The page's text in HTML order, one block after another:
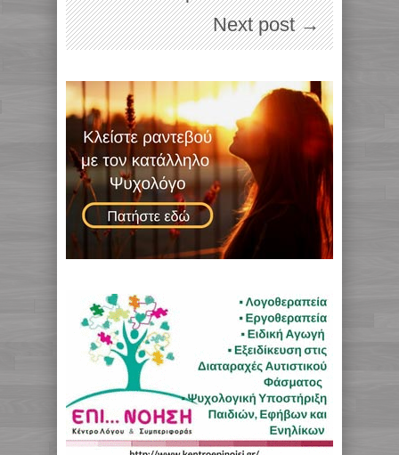
Next post →